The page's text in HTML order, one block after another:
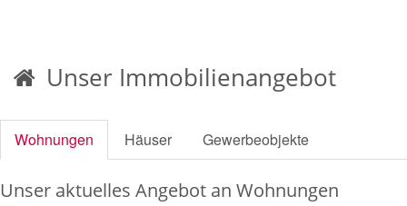
Unser Immobilienangebot
Wohnungen Häuser Gewerbeobjekte
Unser aktuelles Angebot an Wohnungen